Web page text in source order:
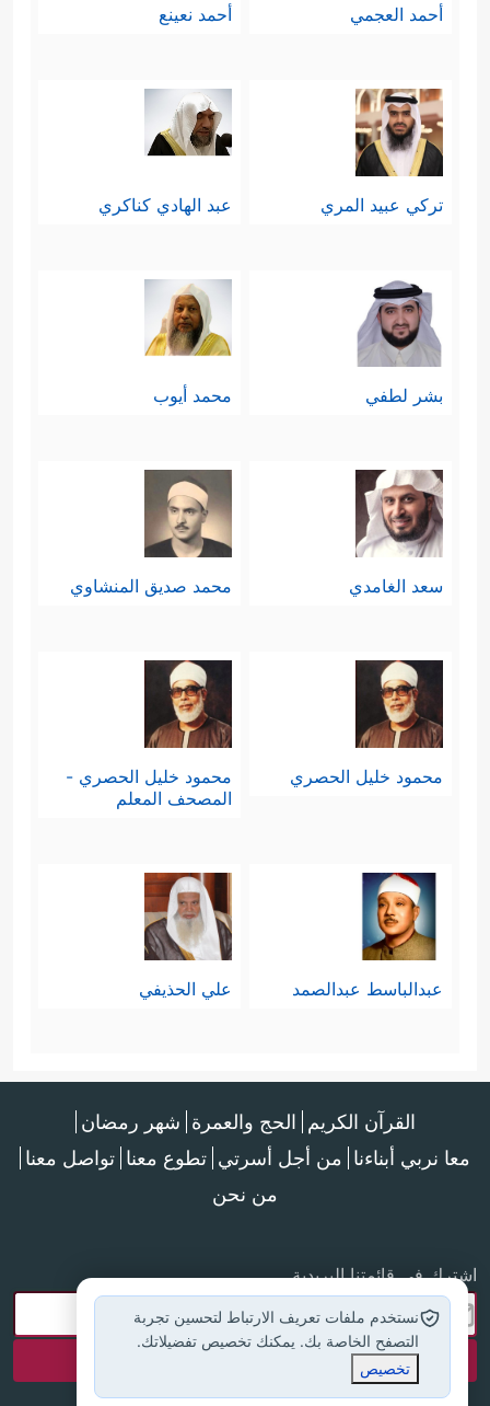
أحمد العجمي أحمد نعينع
تركي عبيد المري عبد الهادي كناكري
بشر لطفي محمد أيوب
سعد الغامدي محمد صديق المنشاوي
محمود خليل الحصري
محمود خليل الحصري -
المصحف المعلم
عبدالباسط عبدالصمد علي الحذيفي
القرآن الكريم الحج والعمرة شهر رمضان
معا نربي أبناءنا من أجل أسرتي تطوع معنا تواصل معنا
من نحن
اشترك في قائمتنا البريدية
نستخدم ملفات تعريف الارتباط لتحسين تجربة
التصفح الخاصة بك. يمكنك تخصيص تفضيلاتك.
تخصيص